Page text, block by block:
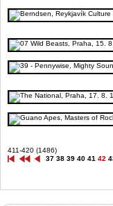
411-420 (1486)
37 38 39 40 41 42